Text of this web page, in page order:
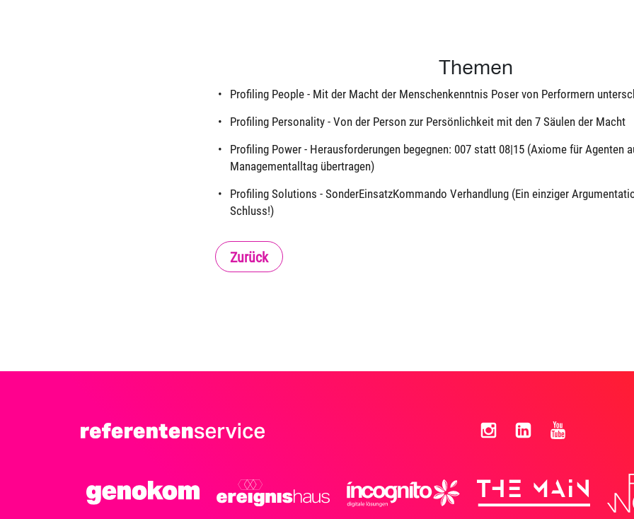
Themen
Profiling People - Mit der Macht der Menschenkenntnis Poser von Performern
Profiling Personality - Von der Person zur Persönlichkeit mit den 7 Säulen der Macht
Profiling Power - Herausforderungen begegnen: 007 statt 08|15 (Axiome für Agenten
Managementalltag übertragen)
Profiling Solutions - SonderEinsatzKommando Verhandlung (Ein einziger
Schluss!)
Zurück